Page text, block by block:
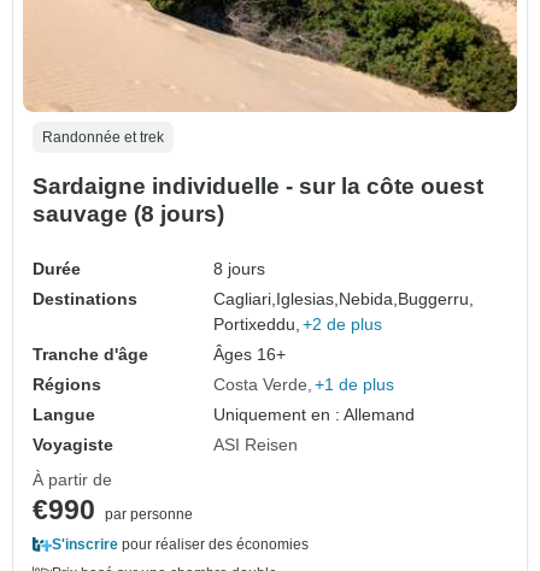
Randonnée et trek
Sardaigne individuelle - sur la côte ouest
sauvage (8 jours)
Durée
8 jours
Destinations
Cagliari, Iglesias, Nebida, Buggerru,
Portixeddu, +2 de plus
Tranche d'âge
Âges 16+
Régions
Costa Verde +1 de plus
Langue
Uniquement en : Allemand
Voyagiste
ASI Reisen
À partir de
€990
par personne
S'inscrire pour réaliser des économies